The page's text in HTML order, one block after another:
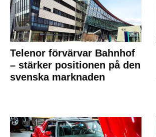
Telenor förvärvar Bahnhof
– stärker positionen på den
svenska marknaden